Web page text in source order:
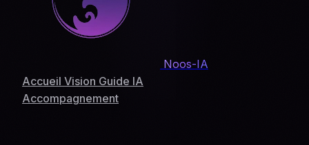
Noos-IA
Accueil Vision Guide IA
Accompagnement